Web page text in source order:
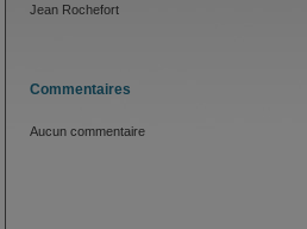
Jean Rochefort
Commentaires
Aucun commentaire